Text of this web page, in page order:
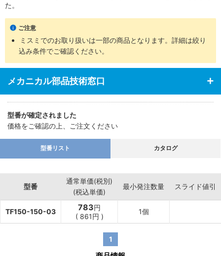
た。
ご注意
ミスミでのお取り扱いは一部の商品となります。詳細は絞り
込み条件でご確認ください。
メカニカル部品技術窓口
型番が確定されました
価格をご確認の上、ご注文ください
型番リスト カタログ
型番
通常単価(税別)
(税込単価)
最小発注数量 スライド値引
TF150-150-03 783円
( 861円 )
1個
1